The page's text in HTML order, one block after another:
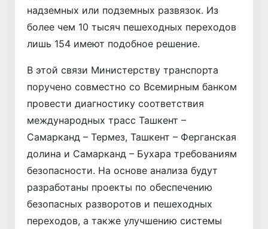
надземных или подземных развязок. Из
более чем 10 тысяч пешеходных переходов
лишь 154 имеют подобное решение.
В этой связи Министерству транспорта
поручено совместно со Всемирным банком
провести диагностику соответствия
международных трасс Ташкент –
Самарканд – Термез, Ташкент – Ферганская
долина и Самарканд – Бухара требованиям
безопасности. На основе анализа будут
разработаны проекты по обеспечению
безопасных разворотов и пешеходных
переходов, а также улучшению системы